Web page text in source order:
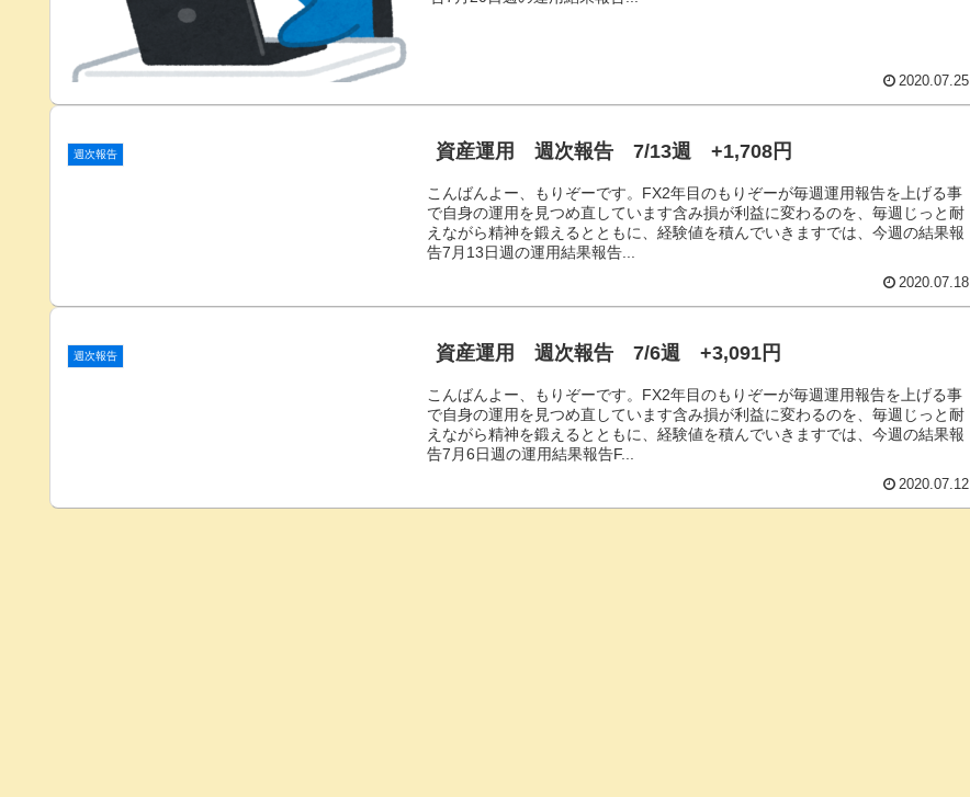
2020.07.25
週次報告 資産運用 週次報告 7/13週 +1,708円
こんばんよー、もりぞーです。FX2年目のもりぞーが毎週運用報告を上げる事
で自身の運用を見つめ直しています含み損が利益に変わるのを、毎週じっと耐
えながら精神を鍛えるとともに、経験値を積んでいきますでは、今週の結果報
告7月13日週の運用結果報告...
2020.07.18
週次報告 資産運用 週次報告 7/6週 +3,091円
こんばんよー、もりぞーです。FX2年目のもりぞーが毎週運用報告を上げる事
で自身の運用を見つめ直しています含み損が利益に変わるのを、毎週じっと耐
えながら精神を鍛えるとともに、経験値を積んでいきますでは、今週の結果報
告7月6日週の運用結果報告F...
2020.07.12